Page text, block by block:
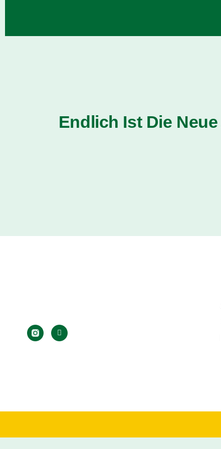
Endlich Ist Die